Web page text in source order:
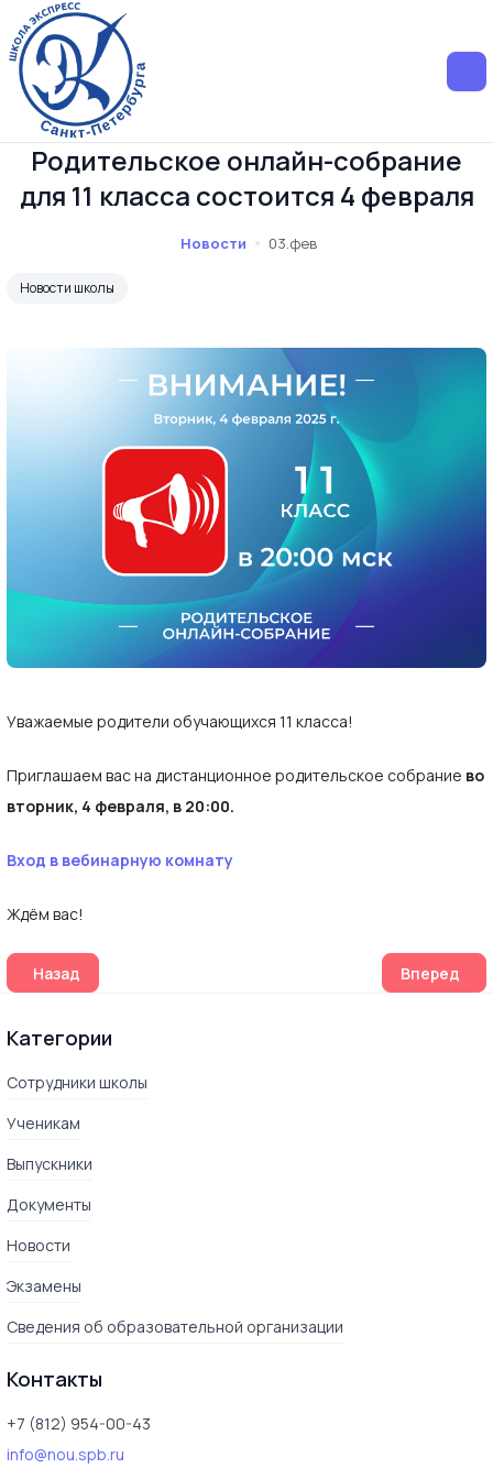
Родительское онлайн-собрание
для 11 класса состоится 4 февраля
Новости 03.фев
Новости школы
Уважаемые родители обучающихся 11 класса!
Приглашаем вас на дистанционное родительское собрание во
вторник, 4 февраля, в 20:00.
Вход в вебинарную комнату
Ждём вас!
Предыдущий: "Литературные чтения" 5 и 6 февраля:
Назад Вперед
Категории
Сотрудники школы
Ученикам
Выпускники
Документы
Новости
Экзамены
Сведения об образовательной организации
Контакты
+7 (812) 954-00-43
info@nou.spb.ru